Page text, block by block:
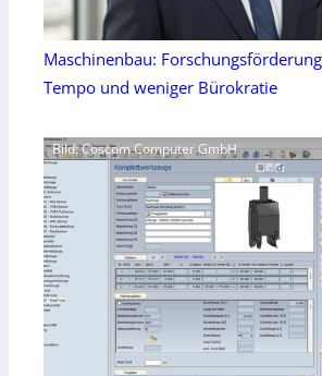
Maschinenbau:
Tempo und weniger Bürokratie
Bild: Coscom Computer GmbH